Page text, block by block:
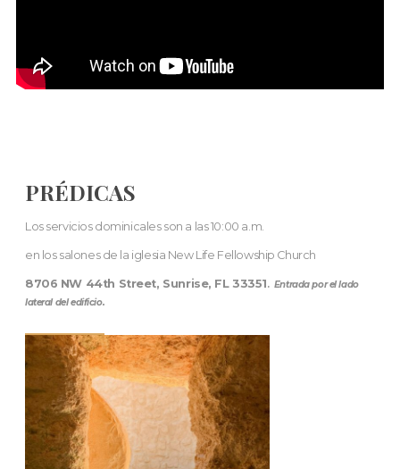
PRÉDICAS
Los servicios dominicales son a las 10:00 a.m.
en los salones de la iglesia New Life Fellowship Church
8706 NW 44th Street, Sunrise, FL 33351. Entrada por el lado
lateral del edificio.